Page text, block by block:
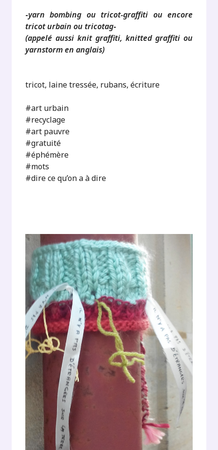
-yarn bombing ou tricot-graffiti ou encore
tricot urbain ou tricotag-
(appelé aussi knit graffiti, knitted graffiti ou
yarnstorm en anglais)
tricot, laine tressée, rubans, écriture
#art urbain
#recyclage
#art pauvre
#gratuité
#éphémère
#mots
#dire ce qu’on a à dire